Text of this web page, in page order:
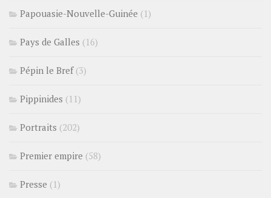
Papouasie-Nouvelle-Guinée (1)
Pays de Galles (16)
Pépin le Bref(3)
Pippinides (11)
Portraits (202)
Premier empire (58)
Presse (1)